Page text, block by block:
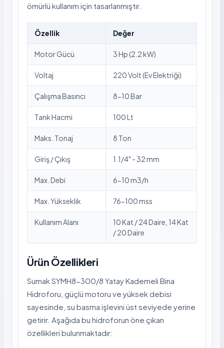
ömürlü kullanım için tasarlanmıştır.
Özellik Değer
Motor Gücü 3 Hp (2.2 kW)
Voltaj 220 Volt (Ev Elektriği)
Çalışma Basıncı 8-10 Bar
Tank Hacmi 100 Lt
Maks. Tonaj 8 Ton
Giriş / Çıkış 1.1/4" - 32 mm
Max. Debi 6-10 m3/h
Max. Yükseklik 76-100 mss
Kullanım Alanı
10 Kat / 24 Daire, 14 Kat
/ 20 Daire
Ürün Özellikleri
Sumak SYMH8-300/8 Yatay Kademeli Bina
Hidroforu, güçlü motoru ve yüksek debisi
sayesinde, su basma işlevini üst seviyede yerine
getirir. Aşağıda bu hidroforun öne çıkan
özellikleri bulunmaktadır: